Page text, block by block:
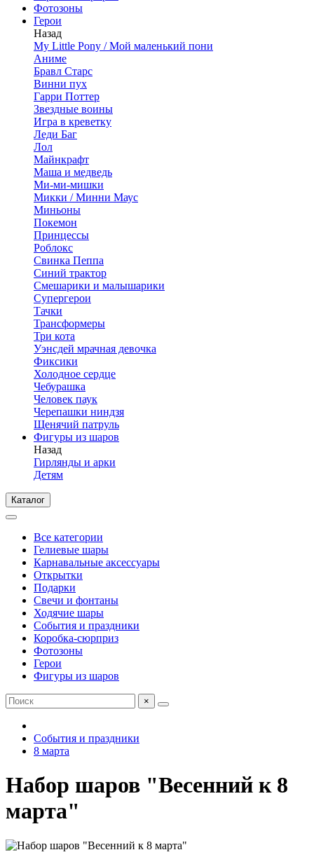
Фотозоны
Герои
Назад
My Little Pony / Мой маленький пони
Аниме
Бравл Старс
Винни пух
Гарри Поттер
Звездные воины
Игра в креветку
Леди Баг
Лол
Майнкрафт
Маша и медведь
Ми-ми-мишки
Микки / Минни Маус
Миньоны
Покемон
Принцессы
Роблокс
Свинка Пеппа
Синий трактор
Смешарики и малышарики
Супергерои
Тачки
Трансформеры
Три кота
Уэнсдей мрачная девочка
Фиксики
Холодное сердце
Чебурашка
Человек паук
Черепашки ниндзя
Щенячий патруль
Фигуры из шаров
Назад
Гирлянды и арки
Детям
Каталог
Все категории
Гелиевые шары
Карнавальные аксессуары
Открытки
Подарки
Свечи и фонтаны
Ходячие шары
События и праздники
Коробка-сюрприз
Фотозоны
Герои
Фигуры из шаров
×
События и праздники
8 марта
Набор шаров "Весенний к 8
марта"